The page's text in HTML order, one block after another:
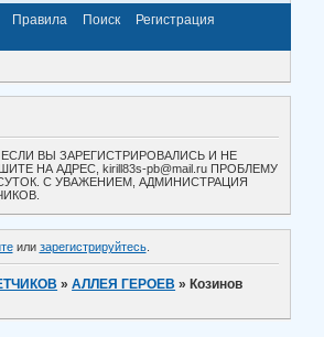
Правила Поиск
Регистрация
ЕСЛИ ВЫ ЗАРЕГИСТРИРОВАЛИСЬ И НЕ
НА АДРЕС, kirill83s-pb@mail.ru ПРОБЛЕМУ
С УВАЖЕНИЕМ, АДМИНИСТРАЦИЯ
или зарегистрируйтесь.
»АЛЛЕЯ ГЕРОЕВ » Козинов